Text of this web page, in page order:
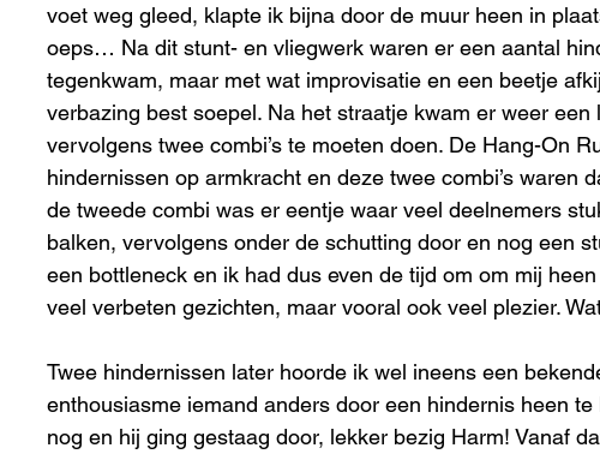
voet weg gleed, klapte ik bijna door de muur heen in
oeps… Na dit stunt- en vliegwerk waren er een aantal
tegenkwam, maar met wat improvisatie en een beetje
verbazing best soepel. Na het straatje kwam er weer een
vervolgens twee combi’s te moeten doen. De Hang-On
hindernissen op armkracht en deze twee combi’s waren
de tweede combi was er eentje waar veel deelnemers
balken, vervolgens onder de schutting door en nog een
een bottleneck en ik had dus even de tijd om om mij
veel verbeten gezichten, maar vooral ook veel plezier.
Twee hindernissen later hoorde ik wel ineens een
enthousiasme iemand anders door een hindernis heen
nog en hij ging gestaag door, lekker bezig Harm! Vanaf